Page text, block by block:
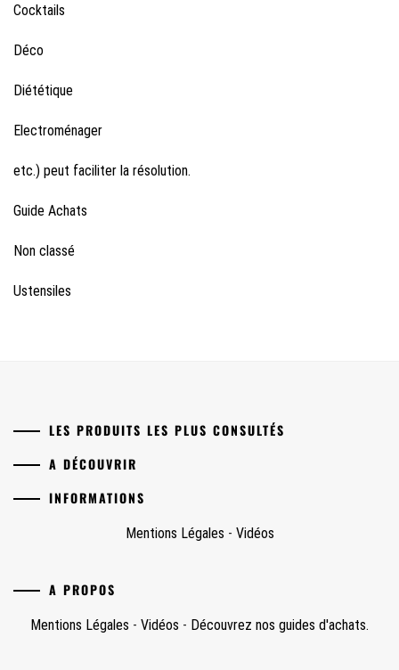
Cocktails
Déco
Diététique
Electroménager
etc.) peut faciliter la résolution.
Guide Achats
Non classé
Ustensiles
LES PRODUITS LES PLUS CONSULTÉS
A DÉCOUVRIR
INFORMATIONS
Mentions Légales - Vidéos
A PROPOS
Mentions Légales - Vidéos - Découvrez nos guides d'achats.